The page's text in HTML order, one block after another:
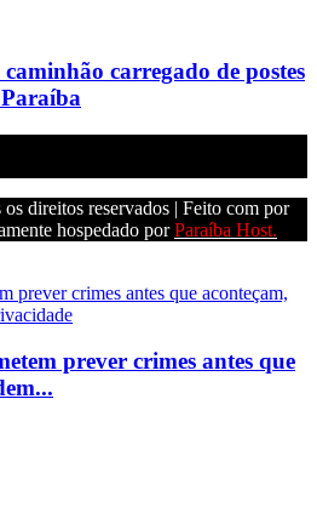
carregado de postes
direitos reservados | Feito com por
hospedado porParaíba Host.
prever crimes antes que